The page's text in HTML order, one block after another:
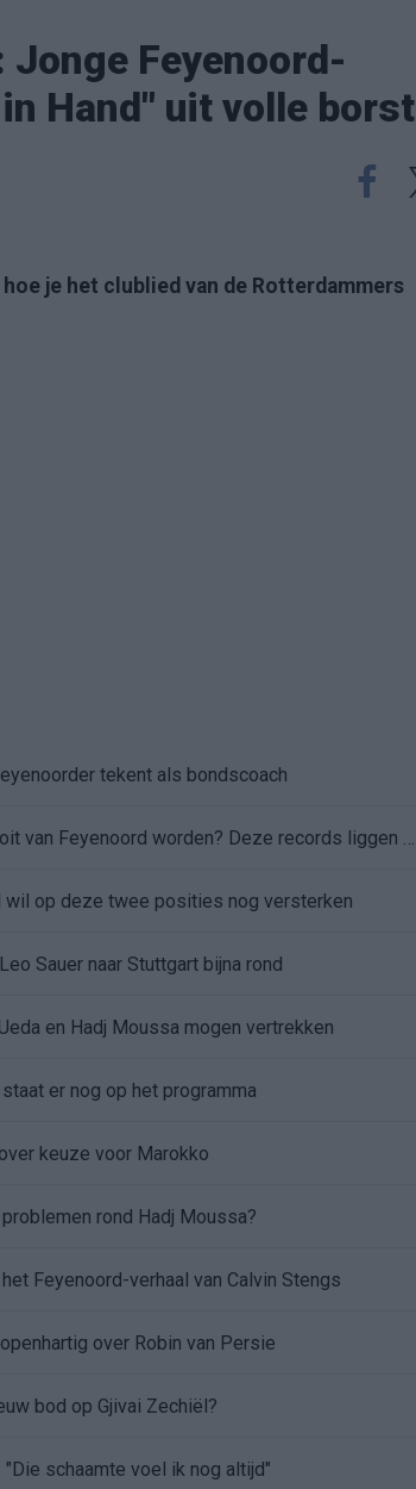
Feyenoord-
Hand" uit volle borst
je het clublied van de Rotterdammers
tekent als bondscoach
wil op deze twee posities nog versterken
Sauer naar Stuttgart bijna rond
en Hadj Moussa mogen vertrekken
er nog op het programma
keuze voor Marokko
rond Hadj Moussa?
Feyenoord-verhaal van Calvin Stengs
over Robin van Persie
bod op Gjivai Zechiël?
schaamte voel ik nog altijd"